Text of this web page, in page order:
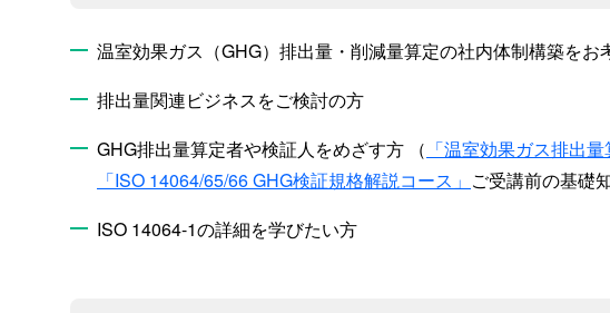
温室効果ガス（GHG）排出量・削減量算定の社内体制構築をお
排出量関連ビジネスをご検討の方
GHG排出量算定者や検証人をめざす方 （ 「温室効果ガス排出
「ISO 14064/65/66 GHG検証規格解説コース」 ご受講前の基礎
ISO 14064-1の詳細を学びたい方